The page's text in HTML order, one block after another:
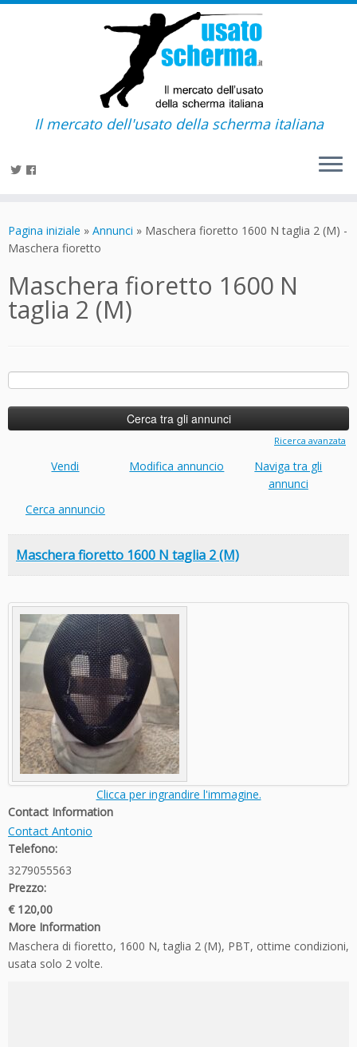
contenuto
Il mercato dell'usato della scherma italiana
Pagina iniziale » Annunci » Maschera fioretto 1600 N taglia 2 (M) -
Maschera fioretto
Maschera fioretto 1600 N
taglia 2 (M)
Ricerca
Ricerca avanzata
Vendi Modifica annuncio
Naviga tra gli
annunci
Cerca annuncio
Maschera fioretto 1600 N taglia 2 (M)
Clicca per ingrandire l'immagine.
Contact Information
Contact Antonio
Telefono:
3279055563
Prezzo:
€ 120,00
More Information
Maschera di fioretto, 1600 N, taglia 2 (M), PBT, ottime condizioni,
usata solo 2 volte.